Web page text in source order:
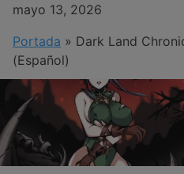
mayo 13, 2026
Portada » Dark Land
(Español)